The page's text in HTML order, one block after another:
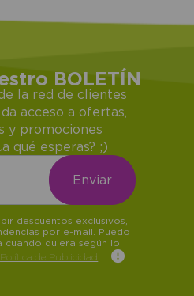
BOLETÍN
la red de clientes
acceso a ofertas,
y promociones
qué esperas? ;)
descuentos exclusivos,
por e-mail. Puedo
cuando quiera según lo
Política de Publicidad